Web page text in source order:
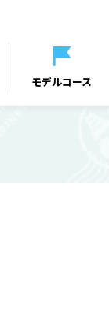
モデルコース